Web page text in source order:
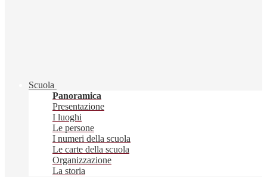
Scuola
Panoramica
Presentazione
I luoghi
Le persone
I numeri della scuola
Le carte della scuola
Organizzazione
La storia